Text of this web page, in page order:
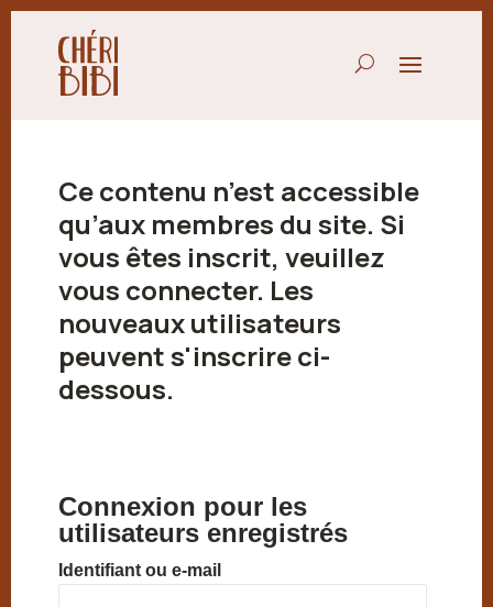
Ce contenu n’est accessible
qu’aux membres du site. Si
vous êtes inscrit, veuillez
vous connecter. Les
nouveaux utilisateurs
peuvent s'inscrire ci-
dessous.
Connexion pour les
utilisateurs enregistrés
Identifiant ou e-mail